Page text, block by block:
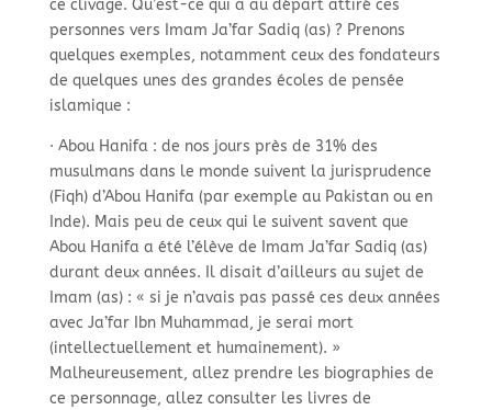
ce clivage. Qu’est-ce qui a au départ attiré ces
personnes vers Imam Ja’far Sadiq (as) ? Prenons
quelques exemples, notamment ceux des fondateurs
de quelques unes des grandes écoles de pensée
islamique :
· Abou Hanifa : de nos jours près de 31% des
musulmans dans le monde suivent la jurisprudence
(Fiqh) d’Abou Hanifa (par exemple au Pakistan ou en
Inde). Mais peu de ceux qui le suivent savent que
Abou Hanifa a été l’élève de Imam Ja’far Sadiq (as)
durant deux années. Il disait d’ailleurs au sujet de
Imam (as) : « si je n’avais pas passé ces deux années
avec Ja’far Ibn Muhammad, je serai mort
(intellectuellement et humainement). »
Malheureusement, allez prendre les biographies de
ce personnage, allez consulter les livres de